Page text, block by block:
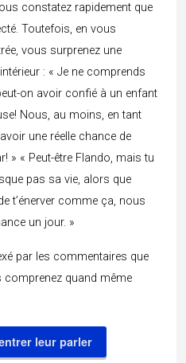
constatez rapidement que
Toutefois, en vous
vous surprenez une
: « Je ne comprends
on avoir confié à un enfant
Nous, au moins, en tant
une réelle chance de
» « Peut-être Flando, mais tu
pas sa vie, alors que
t’énerver comme ça, nous
un jour. »
par les commentaires que
comprenez quand même
leur parler